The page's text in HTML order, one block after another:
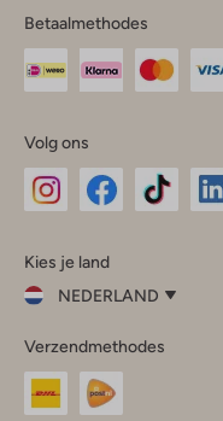
Betaalmethodes
Volg ons
InstagramFacebook
Kies je land
NEDERLAND
je
land
Nederland
Verzendmethodes